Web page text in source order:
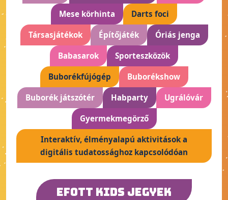
Mese körhinta Darts foci
Társasjátékok Építőjáték Óriás jenga
Babasarok Sporteszközök
Buborékfújógép Buborékshow
Buborék játszótér Habparty Ugrálóvár
Gyermekmegörző
Interaktív, élményalapú aktivitások a
digitális tudatossághoz kapcsolódóan
EFOTT KIDS JEGYEK